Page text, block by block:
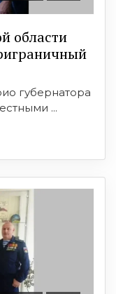
области
губернатора
...